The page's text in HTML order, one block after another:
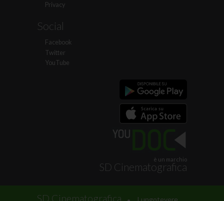
Privacy
Social
Facebook
Twitter
YouTube
è un marchio
SD Cinematografica
SD Cinematografica .